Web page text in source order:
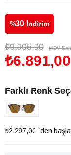
%30 İndirim
₺9.905,00 (KDV
₺6.891,00
Farklı Renk
Tükendi
₺2.297,00 `den